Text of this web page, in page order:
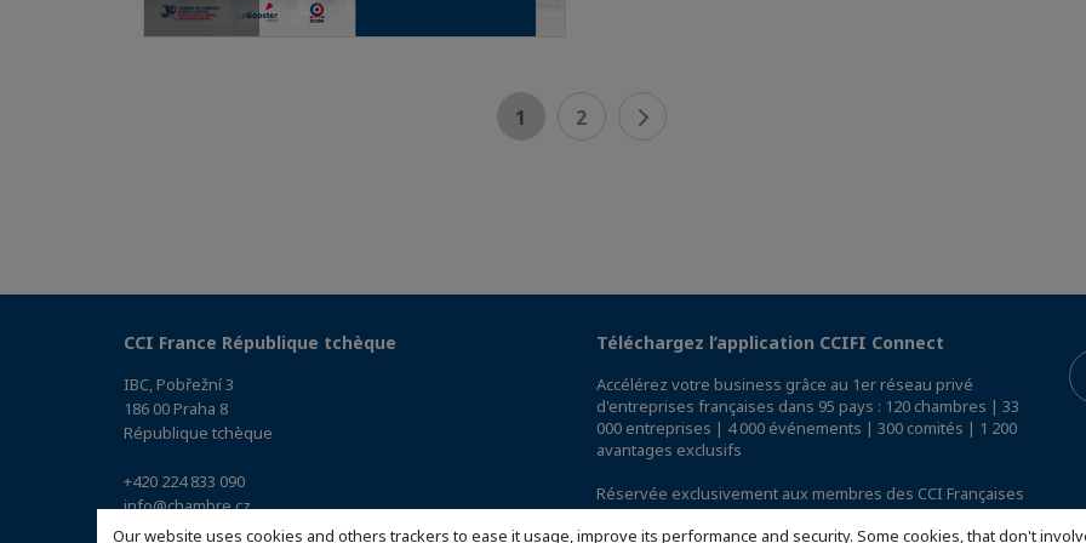
Our website uses cookies and others trackers to ease it usage, improve its performance and security. Some cookies, that don't
1 2
CCI France République tchèque
IBC, Pobřežní 3
186 00 Praha 8
République tchèque
+420 224 833 090
info@chambre.cz
(Accéder au plan)
Téléchargez l’application CCIFI Connect
Accélérez votre business grâce au 1er réseau privé
d'entreprises françaises dans 95 pays : 120 chambres | 33
000 entreprises | 4 000 événements | 300 comités | 1 200
avantages exclusifs
Réservée exclusivement aux membres des CCI Françaises
à l'International,découvrez l'app CCIFI Connect.